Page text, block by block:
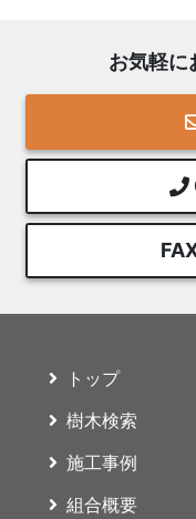
お気軽に
トップ
樹木検索
施工事例
組合概要